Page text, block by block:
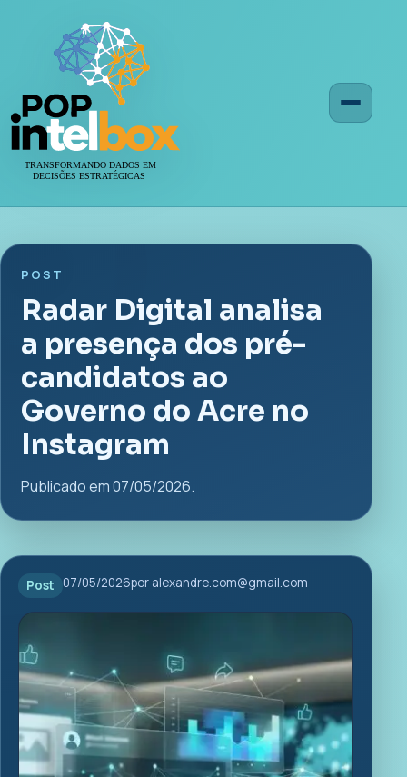
Menu
POST
Radar Digital analisa
a presença dos pré-
candidatos ao
Governo do Acre no
Instagram
Publicado em 07/05/2026.
Post 07/05/2026por alexandre.com@gmail.com